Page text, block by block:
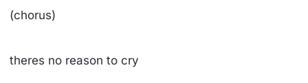
(chorus)
theres no reason to cry